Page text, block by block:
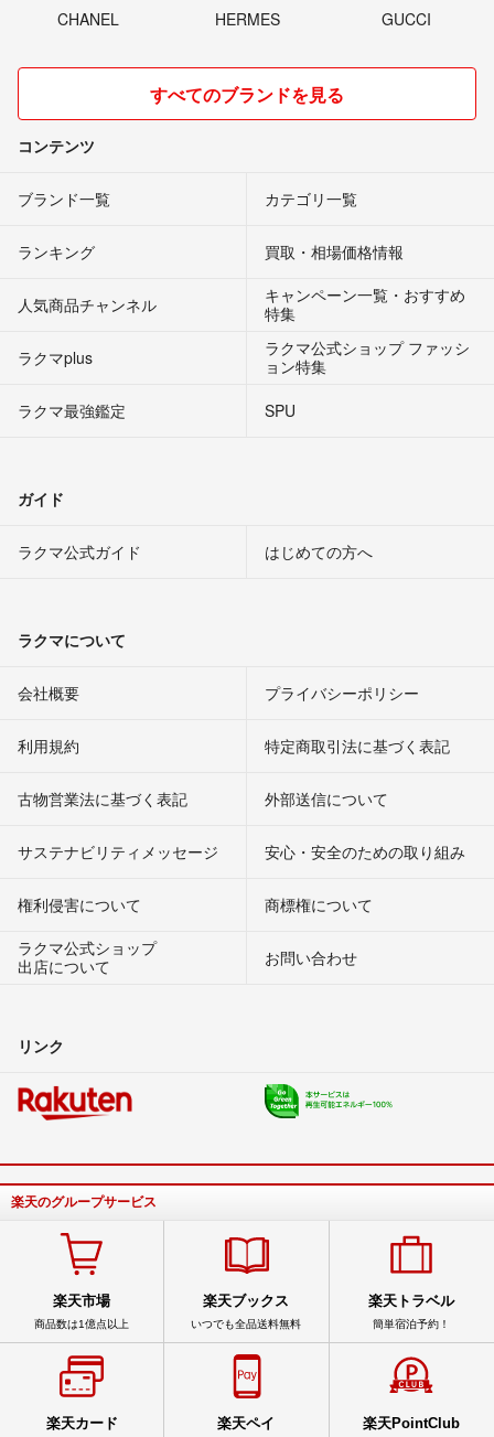
CHANEL HERMES GUCCI
すべてのブランドを見る
コンテンツ
ブランド一覧 カテゴリ一覧
ランキング 買取・相場価格情報
人気商品チャンネル
キャンペーン一覧・おすすめ
特集
ラクマplus
ラクマ公式ショップ ファッシ
ョン特集
ラクマ最強鑑定
SPU
ガイド
ラクマ公式ガイド はじめての方へ
ラクマについて
会社概要 プライバシーポリシー
利用規約 特定商取引法に基づく表記
古物営業法に基づく表記 外部送信について
サステナビリティメッセージ 安心・安全のための取り組み
権利侵害について
商標権について
ラクマ公式ショップ
出店について
お問い合わせ
リンク
楽天のグループサービス
楽天市場
商品数は1億点以上
楽天ブックス
いつでも全品送料無料
楽天トラベル
簡単宿泊予約！
楽天カード 楽天ペイ 楽天PointClub